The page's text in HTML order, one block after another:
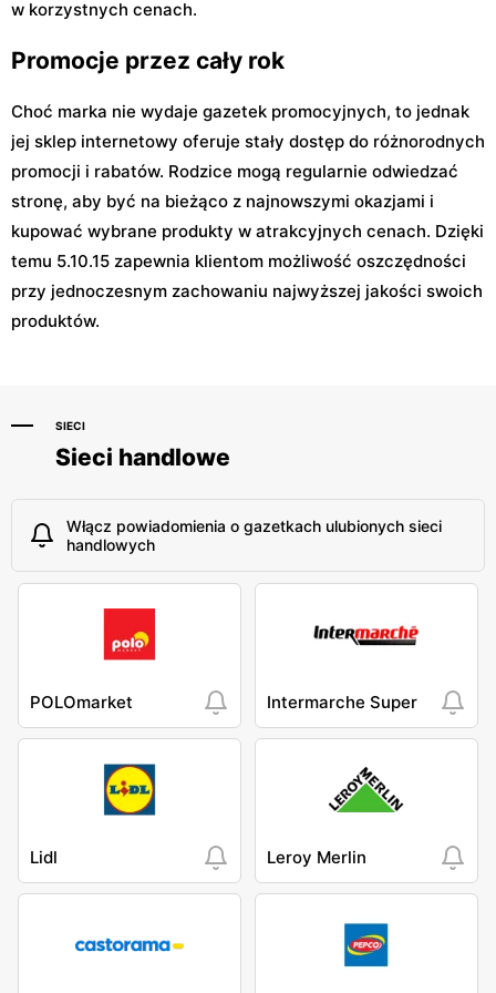
w korzystnych cenach.
Promocje przez cały rok
Choć marka nie wydaje gazetek promocyjnych, to jednak
jej sklep internetowy oferuje stały dostęp do różnorodnych
promocji i rabatów. Rodzice mogą regularnie odwiedzać
stronę, aby być na bieżąco z najnowszymi okazjami i
kupować wybrane produkty w atrakcyjnych cenach. Dzięki
temu 5.10.15 zapewnia klientom możliwość oszczędności
przy jednoczesnym zachowaniu najwyższej jakości swoich
produktów.
SIECI
Sieci handlowe
Włącz powiadomienia o gazetkach ulubionych sieci
handlowych
POLOmarket Intermarche Super
Lidl Leroy Merlin